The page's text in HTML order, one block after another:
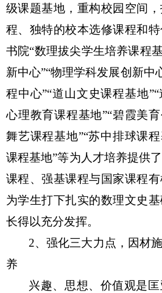
级课题基地，重构校园空间
程、独特的校本选修课程和
书院“数理拔尖学生培养课程
新中心”“物理学科发展创新中
程中心”“道山文史课程基地
心理教育课程基地”“碧霞美
舞艺课程基地”“苏中排球课
课程基地”等为人才培养提供
课程、强基课程与国家课程有
为学生打下扎实的数理文史
长得以充分发挥。
2、强化三大力点，因材
养
兴趣、思想、价值观是